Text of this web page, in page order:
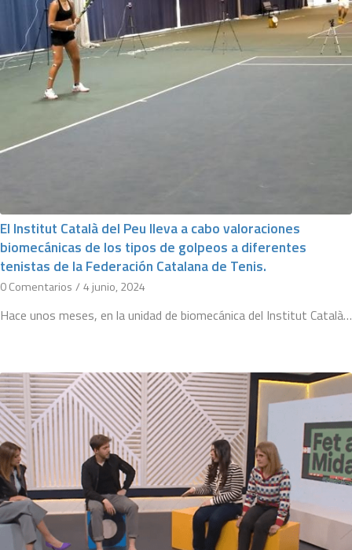
El Institut Català del Peu lleva a cabo valoraciones
biomecánicas de los tipos de golpeos a diferentes
tenistas de la Federación Catalana de Tenis.
0 Comentarios /4 junio, 2024
Hace unos meses, en la unidad de biomecánica del Institut Català…